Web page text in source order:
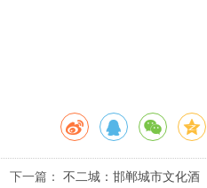
下一篇：不二城：邯郸城市文化酒